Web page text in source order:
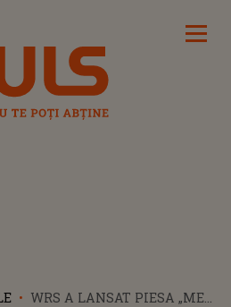
WRS A LANSAT PIESA „ME